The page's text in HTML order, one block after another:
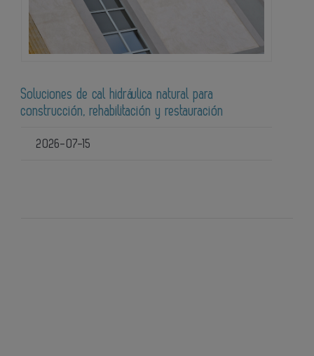
Soluciones de cal hidráulica natural para
construcción, rehabilitación y restauración
2026-07-15